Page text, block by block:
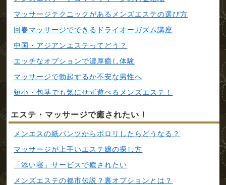
マッサージテクニックがあるメンズエステの選び方
回春マッサージでできるドライオーガズム講座
中国・アジアンエステってどう？
エッチなオプションで濃厚癒し体験
マッサージで勃起するか不安な男性へ
短小・包茎でも気にせず遊べるメンズエステ！
エステ・マッサージで癒されたい！
メンエスの紙パンツからポロリしたらどうなる？
マッサージが上手いエステ嬢の探し方
「添い寝」サービスで癒されたい
メンズエステの都市伝説？裏オプションとは？